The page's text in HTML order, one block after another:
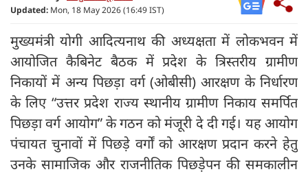
Updated: Mon, 18 May 2026 (16:49 IST)
मुख्यमंत्री योगी आदित्यनाथ की अध्यक्षता में लोकभवन में
आयोजित कैबिनेट बैठक में प्रदेश के त्रिस्तरीय ग्रामीण
निकायों में अन्य पिछड़ा वर्ग (ओबीसी) आरक्षण के निर्धारण
के लिए “उत्तर प्रदेश राज्य स्थानीय ग्रामीण निकाय समर्पित
पिछड़ा वर्ग आयोग” के गठन को मंजूरी दे दी गई। यह आयोग
पंचायत चुनावों में पिछड़े वर्गों को आरक्षण प्रदान करने हेतु
उनके सामाजिक और राजनीतिक पिछड़ेपन की समकालीन